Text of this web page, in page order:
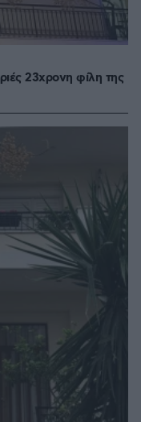
23χρονη φίλη της